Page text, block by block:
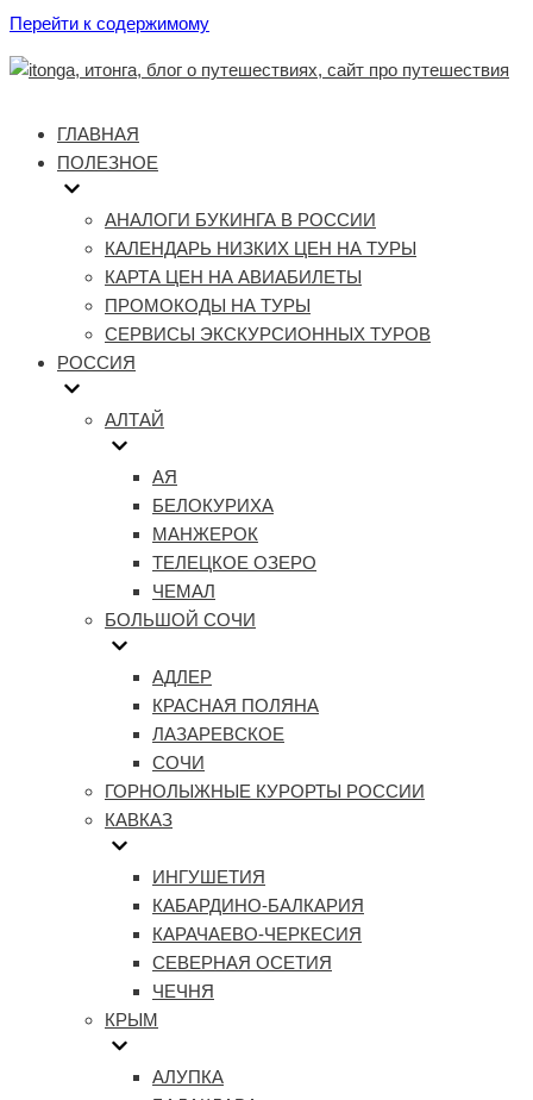
Перейти к содержимому
ГЛАВНАЯ
ПОЛЕЗНОЕ
АНАЛОГИ БУКИНГА В РОССИИ
КАЛЕНДАРЬ НИЗКИХ ЦЕН НА ТУРЫ
КАРТА ЦЕН НА АВИАБИЛЕТЫ
ПРОМОКОДЫ НА ТУРЫ
СЕРВИСЫ ЭКСКУРСИОННЫХ ТУРОВ
РОССИЯ
АЛТАЙ
АЯ
БЕЛОКУРИХА
МАНЖЕРОК
ТЕЛЕЦКОЕ ОЗЕРО
ЧЕМАЛ
БОЛЬШОЙ СОЧИ
АДЛЕР
КРАСНАЯ ПОЛЯНА
ЛАЗАРЕВСКОЕ
СОЧИ
ГОРНОЛЫЖНЫЕ КУРОРТЫ РОССИИ
КАВКАЗ
ИНГУШЕТИЯ
КАБАРДИНО-БАЛКАРИЯ
КАРАЧАЕВО-ЧЕРКЕСИЯ
СЕВЕРНАЯ ОСЕТИЯ
ЧЕЧНЯ
КРЫМ
АЛУПКА